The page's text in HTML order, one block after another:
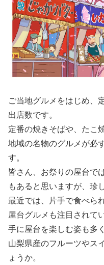
ご当地グルメをはじめ、
出店数です。
定番の焼きそばや、たこ
地域の名物のグルメが必
す。
皆さん、お祭りの屋台で
もあると思いますが、珍
最近では、片手で食べら
屋台グルメも注目されて
手に屋台を楽しむ姿も多
山梨県産のフルーツやス
ょうか。